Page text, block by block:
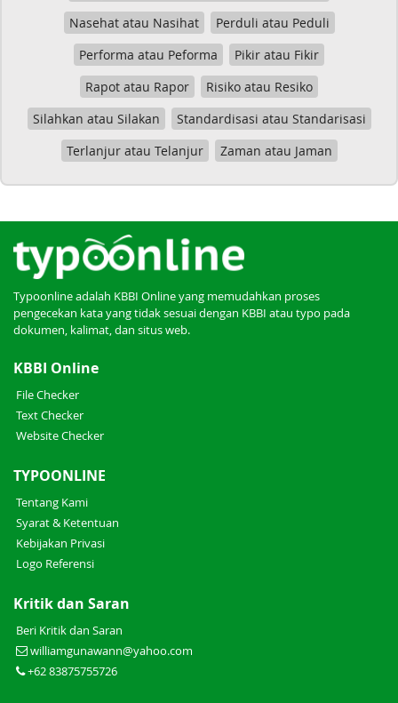
Nasehat atau Nasihat
Perduli atau Peduli
Performa atau Peforma
Pikir atau Fikir
Rapot atau Rapor
Risiko atau Resiko
Silahkan atau Silakan
Standardisasi atau Standarisasi
Terlanjur atau Telanjur
Zaman atau Jaman
Typoonline adalah KBBI Online yang memudahkan proses
pengecekan kata yang tidak sesuai dengan KBBI atau typo pada
dokumen, kalimat, dan situs web.
KBBI Online
File Checker
Text Checker
Website Checker
TYPOONLINE
Tentang Kami
Syarat & Ketentuan
Kebijakan Privasi
Logo Referensi
Kritik dan Saran
Beri Kritik dan Saran
williamgunawann@yahoo.com
+62 83875755726